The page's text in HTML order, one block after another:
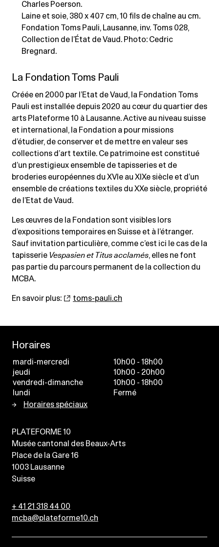
Charles Poerson.
Laine et soie, 380 x 407 cm, 10 fils de chaîne au cm.
Fondation Toms Pauli, Lausanne, inv. Toms 028,
Collection de l’État de Vaud. Photo: Cedric
Bregnard.
La Fondation Toms Pauli
Créée en 2000 par l’Etat de Vaud, la Fondation Toms
Pauli est installée depuis 2020 au cœur du quartier des
arts Plateforme 10 à Lausanne. Active au niveau suisse
et in­ter­na­tio­nal, la Fondation a pour missions
d’étudier, de conserver et de mettre en valeur ses
collections d’art textile. Ce patrimoine est constitué
d’un prestigieux ensemble de tapisseries et de
broderies européennes du XVIe au XIXe siècle et d’un
ensemble de créations textiles du XXe siècle, propriété
de l’Etat de Vaud.
Les œuvres de la Fondation sont visibles lors
d’expositions temporaires en Suisse et à l’étranger.
Sauf invitation particulière, comme c’est ici le cas de la
tapisserie Vespasien et Titus acclamés, elles ne font
pas partie du parcours permanent de la collection du
MCBA.
En savoir plus: toms-pauli.ch
Horaires
mardi-mercredi
10h00 - 18h00
jeudi
10h00 - 20h00
vendredi-dimanche
10h00 - 18h00
lundi
Fermé
Horaires spéciaux
PLATEFORME 10
Musée cantonal des Beaux-Arts
Place de la Gare 16
1003 Lausanne
Suisse
+ 41 21 318 44 00
mcba@plateforme10.ch